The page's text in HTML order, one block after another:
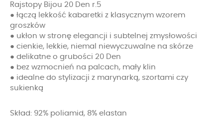
Rajstopy Bijou 20 Den r.5
● łączą lekkość kabaretki z klasycznym wzorem
groszków
● ukłon w stronę elegancji i subtelnej zmysłowości
● cienkie, lekkie, niemal niewyczuwalne na skórze
● delikatne o grubości 20 Den
● bez wzmocnień na palcach, mały klin
● idealne do stylizacji z marynarką, szortami czy
sukienką
Skład: 92% poliamid, 8% elastan